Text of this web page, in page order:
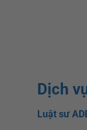
Dịch
Luật sư